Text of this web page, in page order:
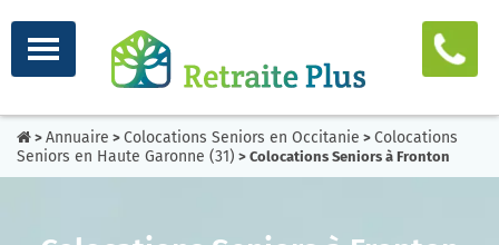
> Annuaire > Colocations Seniors en Occitanie > Colocations
Seniors en Haute Garonne (31) > Colocations Seniors à Fronton